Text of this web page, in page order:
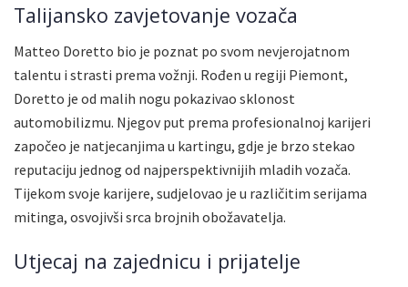
Talijansko zavjetovanje vozača
Matteo Doretto bio je poznat po svom nevjerojatnom
talentu i strasti prema vožnji. Rođen u regiji Piemont,
Doretto je od malih nogu pokazivao sklonost
automobilizmu. Njegov put prema profesionalnoj karijeri
započeo je natjecanjima u kartingu, gdje je brzo stekao
reputaciju jednog od najperspektivnijih mladih vozača.
Tijekom svoje karijere, sudjelovao je u različitim serijama
mitinga, osvojivši srca brojnih obožavatelja.
Utjecaj na zajednicu i prijatelje